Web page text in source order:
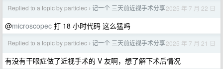
Replied to a topic by particlec › 记一个 三天前近视手术分享2025 年 7 月 22 日
@microscopec 打 18 小时代码 这么猛吗
Replied to a topic by particlec › 记一个 三天前近视手术分享2025 年 7 月 21 日
有没有干眼症做了近视手术的 V 友啊，想了解下术后情况